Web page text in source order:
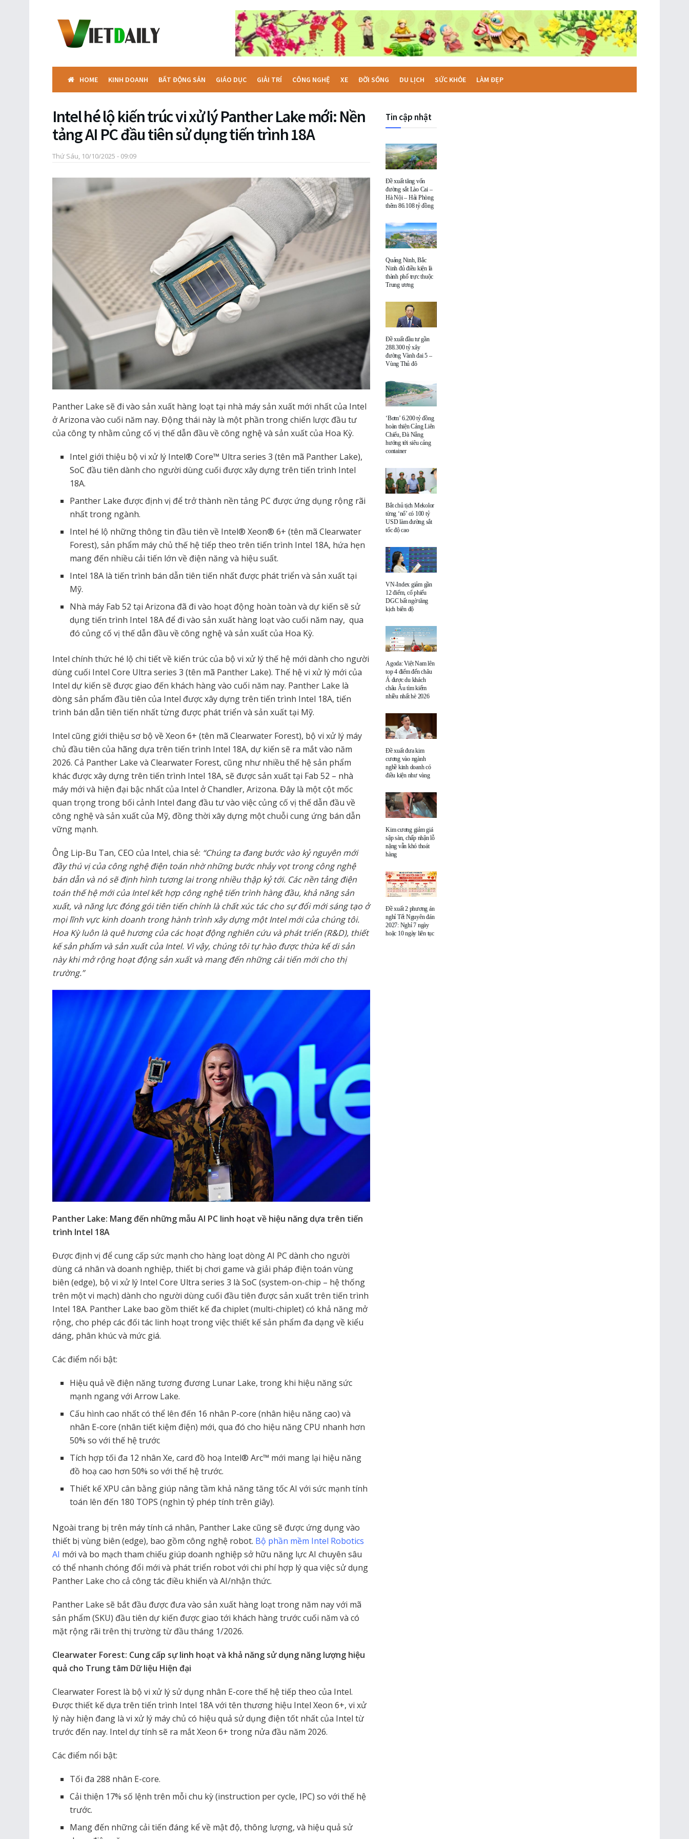
HOME KINH DOANH BẤT ĐỘNG SẢN GIÁO DỤC GIẢI TRÍ CÔNG NGHỆ XE ĐỜI SỐNG DU LỊCH SỨC KHỎE LÀM ĐẸP
Intel hé lộ kiến trúc vi xử lý Panther Lake mới: Nền
tảng AI PC đầu tiên sử dụng tiến trình 18A
Thứ Sáu, 10/10/2025 - 09:09
Panther Lake sẽ đi vào sản xuất hàng loạt tại nhà máy sản xuất mới nhất của Intel
ở Arizona vào cuối năm nay. Động thái này là một phần trong chiến lược đầu tư
của công ty nhằm củng cố vị thế dẫn đầu về công nghệ và sản xuất của Hoa Kỳ.
Intel giới thiệu bộ vi xử lý Intel® Core™ Ultra series 3 (tên mã Panther Lake),
SoC đầu tiên dành cho người dùng cuối được xây dựng trên tiến trình Intel
18A.
Panther Lake được định vị để trở thành nền tảng PC được ứng dụng rộng rãi
nhất trong ngành.
Intel hé lộ những thông tin đầu tiên về Intel® Xeon® 6+ (tên mã Clearwater
Forest), sản phẩm máy chủ thế hệ tiếp theo trên tiến trình Intel 18A, hứa hẹn
mang đến nhiều cải tiến lớn về điện năng và hiệu suất.
Intel 18A là tiến trình bán dẫn tiên tiến nhất được phát triển và sản xuất tại
Mỹ.
Nhà máy Fab 52 tại Arizona đã đi vào hoạt động hoàn toàn và dự kiến sẽ sử
dụng tiến trình Intel 18A để đi vào sản xuất hàng loạt vào cuối năm nay, qua
đó củng cố vị thế dẫn đầu về công nghệ và sản xuất của Hoa Kỳ.
Intel chính thức hé lộ chi tiết về kiến trúc của bộ vi xử lý thế hệ mới dành cho người
dùng cuối Intel Core Ultra series 3 (tên mã Panther Lake). Thế hệ vi xử lý mới của
Intel dự kiến sẽ được giao đến khách hàng vào cuối năm nay. Panther Lake là
dòng sản phẩm đầu tiên của Intel được xây dựng trên tiến trình Intel 18A, tiến
trình bán dẫn tiên tiến nhất từng được phát triển và sản xuất tại Mỹ.
Intel cũng giới thiệu sơ bộ về Xeon 6+ (tên mã Clearwater Forest), bộ vi xử lý máy
chủ đầu tiên của hãng dựa trên tiến trình Intel 18A, dự kiến sẽ ra mắt vào năm
2026. Cả Panther Lake và Clearwater Forest, cũng như nhiều thế hệ sản phẩm
khác được xây dựng trên tiến trình Intel 18A, sẽ được sản xuất tại Fab 52 – nhà
máy mới và hiện đại bậc nhất của Intel ở Chandler, Arizona. Đây là một cột mốc
quan trọng trong bối cảnh Intel đang đầu tư vào việc củng cố vị thế dẫn đầu về
công nghệ và sản xuất của Mỹ, đồng thời xây dựng một chuỗi cung ứng bán dẫn
vững mạnh.
Ông Lip-Bu Tan, CEO của Intel, chia sẻ: “Chúng ta đang bước vào kỷ nguyên mới
đầy thú vị của công nghệ điện toán nhờ những bước nhảy vọt trong công nghệ
bán dẫn và nó sẽ định hình tương lai trong nhiều thập kỷ tới. Các nền tảng điện
toán thế hệ mới của Intel kết hợp công nghệ tiến trình hàng đầu, khả năng sản
xuất, và năng lực đóng gói tiên tiến chính là chất xúc tác cho sự đổi mới sáng tạo ở
mọi lĩnh vực kinh doanh trong hành trình xây dựng một Intel mới của chúng tôi.
Hoa Kỳ luôn là quê hương của các hoạt động nghiên cứu và phát triển (R&D), thiết
kế sản phẩm và sản xuất của Intel. Vì vậy, chúng tôi tự hào được thừa kế di sản
này khi mở rộng hoạt động sản xuất và mang đến những cải tiến mới cho thị
trường.”
Panther Lake: Mang đến những mẫu AI PC linh hoạt về hiệu năng dựa trên tiến
trình Intel 18A
Được định vị để cung cấp sức mạnh cho hàng loạt dòng AI PC dành cho người
dùng cá nhân và doanh nghiệp, thiết bị chơi game và giải pháp điện toán vùng
biên (edge), bộ vi xử lý Intel Core Ultra series 3 là SoC (system-on-chip – hệ thống
trên một vi mạch) dành cho người dùng cuối đầu tiên được sản xuất trên tiến trình
Intel 18A. Panther Lake bao gồm thiết kế đa chiplet (multi-chiplet) có khả năng mở
rộng, cho phép các đối tác linh hoạt trong việc thiết kế sản phẩm đa dạng về kiểu
dáng, phân khúc và mức giá.
Các điểm nổi bật:
Hiệu quả về điện năng tương đương Lunar Lake, trong khi hiệu năng sức
mạnh ngang với Arrow Lake.
Cấu hình cao nhất có thể lên đến 16 nhân P-core (nhân hiệu năng cao) và
nhân E-core (nhân tiết kiệm điện) mới, qua đó cho hiệu năng CPU nhanh hơn
50% so với thế hệ trước
Tích hợp tối đa 12 nhân Xe, card đồ hoạ Intel® Arc™ mới mang lại hiệu năng
đồ hoạ cao hơn 50% so với thế hệ trước.
Thiết kế XPU cân bằng giúp nâng tầm khả năng tăng tốc AI với sức mạnh tính
toán lên đến 180 TOPS (nghìn tỷ phép tính trên giây).
Ngoài trang bị trên máy tính cá nhân, Panther Lake cũng sẽ được ứng dụng vào
thiết bị vùng biên (edge), bao gồm công nghệ robot. Bộ phần mềm Intel Robotics
AI mới và bo mạch tham chiếu giúp doanh nghiệp sở hữu năng lực AI chuyên sâu
có thể nhanh chóng đổi mới và phát triển robot với chi phí hợp lý qua việc sử dụng
Panther Lake cho cả công tác điều khiển và AI/nhận thức.
Panther Lake sẽ bắt đầu được đưa vào sản xuất hàng loạt trong năm nay với mã
sản phẩm (SKU) đầu tiên dự kiến được giao tới khách hàng trước cuối năm và có
mặt rộng rãi trên thị trường từ đầu tháng 1/2026.
Clearwater Forest: Cung cấp sự linh hoạt và khả năng sử dụng năng lượng hiệu
quả cho Trung tâm Dữ liệu Hiện đại
Clearwater Forest là bộ vi xử lý sử dụng nhân E-core thế hệ tiếp theo của Intel.
Được thiết kế dựa trên tiến trình Intel 18A với tên thương hiệu Intel Xeon 6+, vi xử
lý này hiện đang là vi xử lý máy chủ có hiệu quả sử dụng điện tốt nhất của Intel từ
trước đến nay. Intel dự tính sẽ ra mắt Xeon 6+ trong nửa đầu năm 2026.
Các điểm nổi bật:
Tối đa 288 nhân E-core.
Cải thiện 17% số lệnh trên mỗi chu kỳ (instruction per cycle, IPC) so với thế hệ
trước.
Mang đến những cải tiến đáng kể về mật độ, thông lượng, và hiệu quả sử
Tin cập nhật
Đề xuất tăng vốn
đường sắt Lào Cai –
Hà Nội – Hải Phòng
thêm 86.108 tỷ đồng
Quảng Ninh, Bắc
Ninh đủ điều kiện là
thành phố trực thuộc
Trung ương
Đề xuất đầu tư gần
288.300 tỷ xây
đường Vành đai 5 –
Vùng Thủ đô
‘Bơm’ 6.200 tỷ đồng
hoàn thiện Cảng Liên
Chiểu, Đà Nẵng
hướng tới siêu cảng
container
Bắt chủ tịch Mekolor
từng ‘nổ’ có 100 tỷ
USD làm đường sắt
tốc độ cao
VN-Index giảm gần
12 điểm, cổ phiếu
DGC bất ngờ tăng
kịch biên độ
Agoda: Việt Nam lên
top 4 điểm đến châu
Á được du khách
châu Âu tìm kiếm
nhiều nhất hè 2026
Đề xuất đưa kim
cương vào ngành
nghề kinh doanh có
điều kiện như vàng
Kim cương giảm giá
sập sàn, chấp nhận lỗ
nặng vẫn khó thoát
hàng
Đề xuất 2 phương án
nghỉ Tết Nguyên đán
2027: Nghỉ 7 ngày
hoặc 10 ngày liên tục